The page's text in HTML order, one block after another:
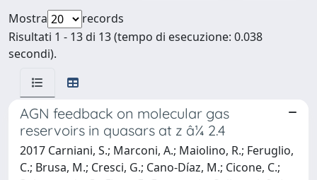
Mostra
records
Risultati 1 - 13 di 13 (tempo di esecuzione: 0.038
secondi).
AGN feedback on molecular gas
reservoirs in quasars at z â¼ 2.4
2017 Carniani, S.; Marconi, A.; Maiolino, R.; Feruglio,
C.; Brusa, M.; Cresci, G.; Cano-Díaz, M.; Cicone, C.;